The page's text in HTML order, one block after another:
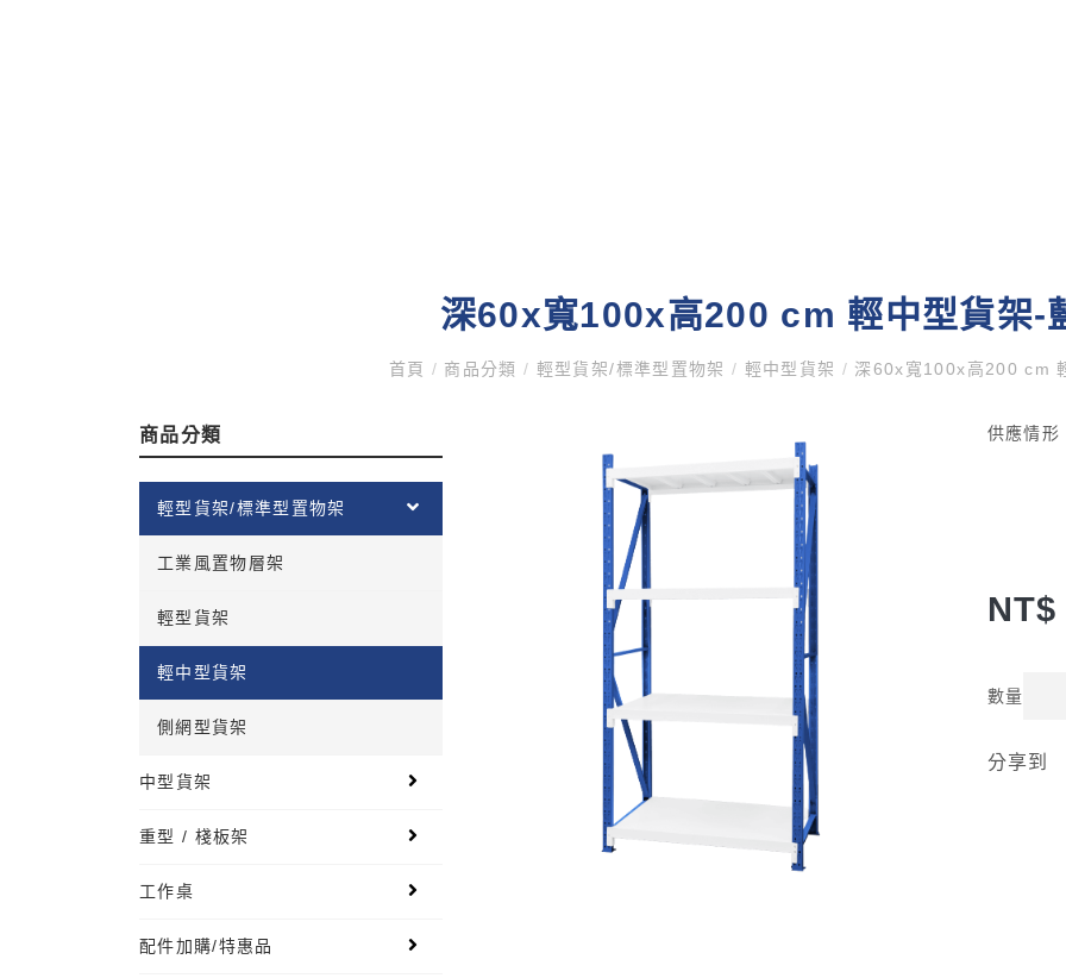
深60x寬100x高200 cm 輕中型貨架-
首頁 / 商品分類/ 輕型貨架/標準型置物架 / 輕中型貨架 / 深60x寬100x高200 cm
商品分類
輕型貨架/標準型置物架
工業風置物層架
輕型貨架
輕中型貨架
側網型貨架
中型貨架
重型 / 棧板架
工作桌
配件加購/特惠品
供應情
數量
分享到